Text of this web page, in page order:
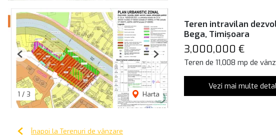
1 / 3 Harta
Previous Next
Teren intravilan
Bega, Timișoara
3,000,000 €
Teren de 11,008 mp de
Vezi mai multe
Înapoi la Terenuri de vânzare